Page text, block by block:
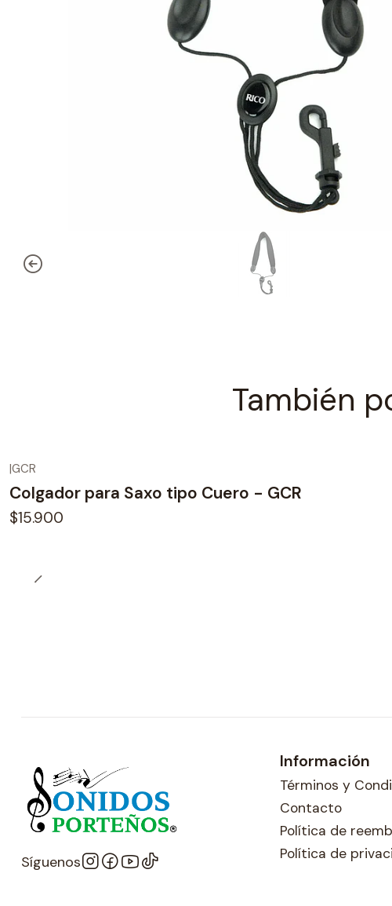
También
|GCR
Colgador para Saxo tipo Cuero - GCR
$15.900
Síguenos
Información
Términos y
Contacto
Política de
Política de